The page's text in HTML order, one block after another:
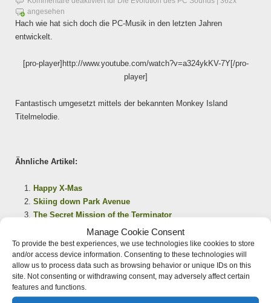
Manage Cookie Consent
To provide the best experiences, we use technologies like cookies to store
and/or access device information. Consenting to these technologies will
allow us to process data such as browsing behavior or unique IDs on this
site. Not consenting or withdrawing consent, may adversely affect certain
features and functions.
angesehen
Hach wie hat sich doch die PC-Musik in den letzten Jahren
entwickelt.
[pro-player]http://www.youtube.com/watch?v=a324ykKV-7Y[/pro-
player]
Fantastisch umgesetzt mittels der bekannten Monkey Island
Titelmelodie.
Ähnliche Artikel:
Happy X-Mas
Skiing down Park Avenue
The Secret Mission of the Terminator
Seite 1 von 1 1
RSS Feed